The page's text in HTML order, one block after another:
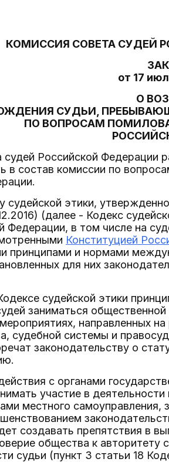
КОМИССИЯ СОВЕТА СУДЕЙ
от 17
О
СУДЬИ,
ПО ВОПРОСАМ
судей Российской Федерации
в состав комиссии по
судейской этики,
(далее - Кодекс
Федерации, в том числе на
Конституцией
принципами и нормами
для них
судейской этики
заниматься
направленных
судебной системы и
законодательству о
с органами
участие в
местного самоуправления,
создавать препятствия в
общества к авторитету
судьи (пункт 3 статьи 18